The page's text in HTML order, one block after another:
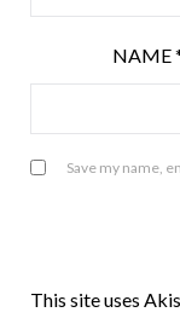
NAME
Save my name,
This site uses